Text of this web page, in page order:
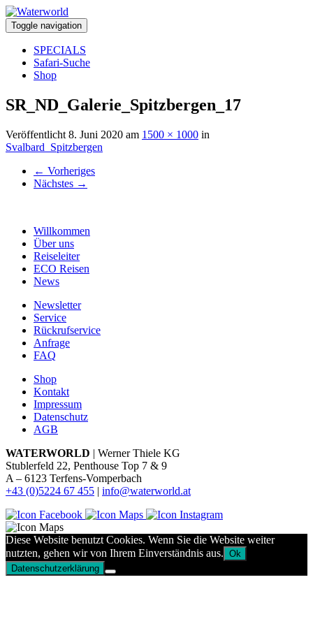
Toggle navigation
SPECIALS
Safari-Suche
Shop
SR_ND_Galerie_Spitzbergen_17
Veröffentlicht 8. Juni 2020 am 1500 × 1000 in
Svalbard_Spitzbergen
← Vorheriges
Nächstes →
Willkommen
Über uns
Reiseleiter
ECO Reisen
News
Newsletter
Service
Rückrufservice
Anfrage
FAQ
Shop
Kontakt
Impressum
Datenschutz
AGB
WATERWORLD | Werner Thiele KG
Stublerfeld 22, Penthouse Top 7 & 9
A – 6123 Terfens-Vomperbach
+43 (0)5224 67 455 | info@waterworld.at
Diese Website benutzt Cookies. Wenn Sie die Website weiter
nutzten, gehen wir von Ihrem Einverständnis aus. Ok
Datenschutzerklärung